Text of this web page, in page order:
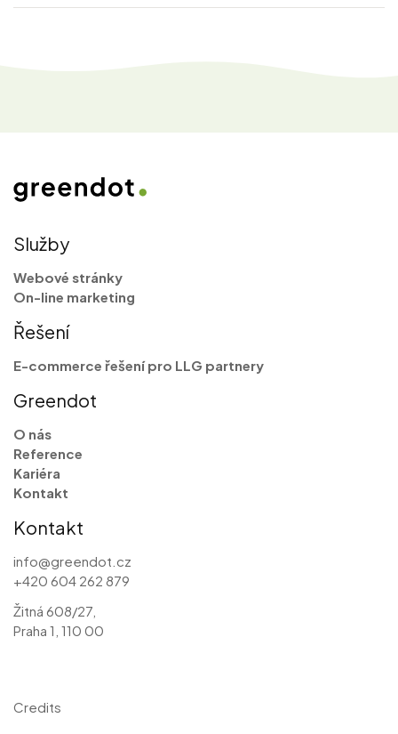
Služby
Webové stránky
On-line marketing
Řešení
E-commerce řešení pro LLG partnery
Greendot
O nás
Reference
Kariéra
Kontakt
Kontakt
info@greendot.cz
+420 604 262 879
Žitná 608/27,
Praha 1, 110 00
Credits